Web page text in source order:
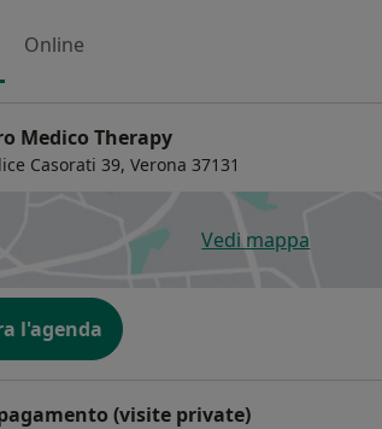
Online
Medico Therapy
Casorati 39, Verona 37131
Vedi mappasi apre in una
l'agenda
(visite private)